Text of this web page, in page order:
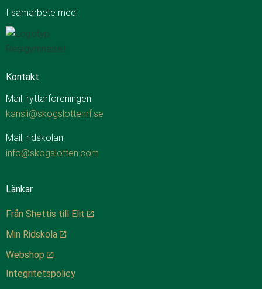
I samarbete med:
Kontakt
Mail, ryttarföreningen:
kansli@skogslottenrf.se
Mail, ridskolan:
info@skogslotten.com
Länkar
Från Shettis till Elit
Min Ridskola
Webshop
Integritetspolicy